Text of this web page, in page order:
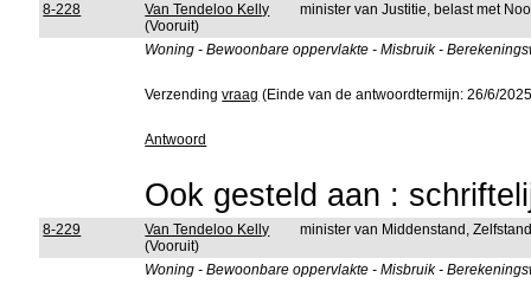
8-228
Van Tendeloo Kelly
(Vooruit)
minister van Justitie, belast met
Woning - Bewoonbare oppervlakte - Misbruik -
Verzendingvraag (Einde van de antwoordtermijn: 26/6/
Antwoord
Ook gesteld aan :
8-229
Van Tendeloo Kelly
(Vooruit)
minister van Middenstand,
Woning - Bewoonbare oppervlakte - Misbruik -